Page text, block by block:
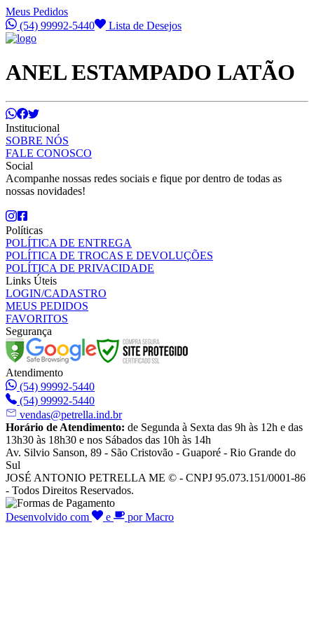
Meus Pedidos
(54) 99992-5440
Lista de Desejos
ANEL ESTAMPADO LATÃO
Institucional
SOBRE NÓS
FALE CONOSCO
Social
Acompanhe nossas redes sociais e fique por dentro de todas as
nossas novidades!
Políticas
POLÍTICA DE ENTREGA
POLÍTICA DE TROCAS E DEVOLUÇÕES
POLÍTICA DE PRIVACIDADE
Links Úteis
LOGIN/CADASTRO
MEUS PEDIDOS
FAVORITOS
Segurança
Atendimento
(54) 99992-5440
(54) 99992-5440
vendas@petrella.ind.br
Horário de Atendimento: de Segunda à Sexta das 9h às 12h e das
13h30 às 18h30 e nos Sábados das 10h às 14h
Av. Silvio Sanson, 89 - São Cristovão - Guaporé - Rio Grande do
Sul
JOSÉ ANTONIO PETRELLA ME © - CNPJ 95.073.151/0001-86
- Todos Direitos Reservados.
Desenvolvido com e por Macro